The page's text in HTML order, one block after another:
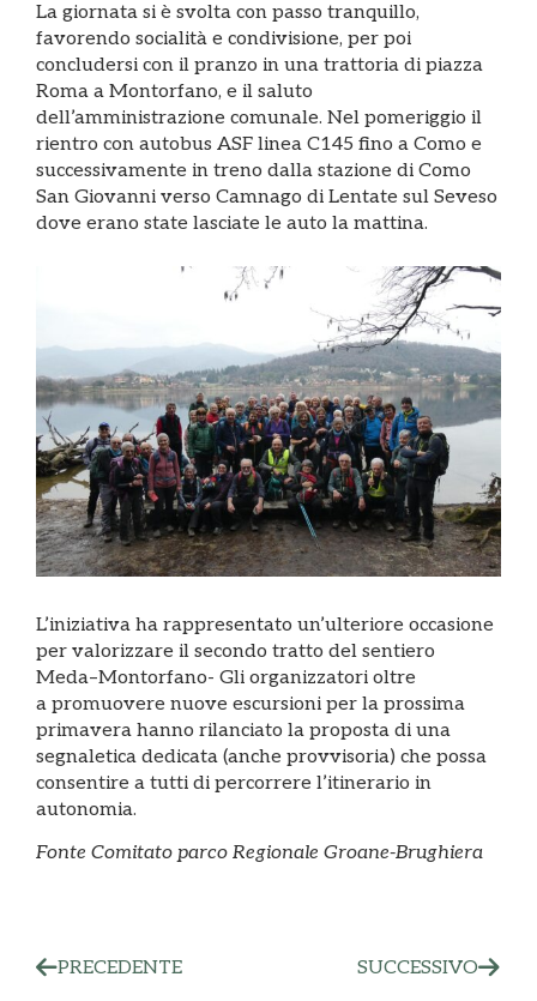
La giornata si è svolta con passo tranquillo,
favorendo socialità e condivisione, per poi
concludersi con il pranzo in una trattoria di piazza
Roma a Montorfano, e il saluto
dell’amministrazione comunale. Nel pomeriggio il
rientro con autobus ASF linea C145 fino a Como e
successivamente in treno dalla stazione di Como
San Giovanni verso Camnago di Lentate sul Seveso
dove erano state lasciate le auto la mattina.
L’iniziativa ha rappresentato un’ulteriore occasione
per valorizzare il secondo tratto del sentiero
Meda–Montorfano- Gli organizzatori oltre
a promuovere nuove escursioni per la prossima
primavera hanno rilanciato la proposta di una
segnaletica dedicata (anche provvisoria) che possa
consentire a tutti di percorrere l’itinerario in
autonomia.
Fonte Comitato parco Regionale Groane-Brughiera
PRECEDENTE SUCCESSIVO